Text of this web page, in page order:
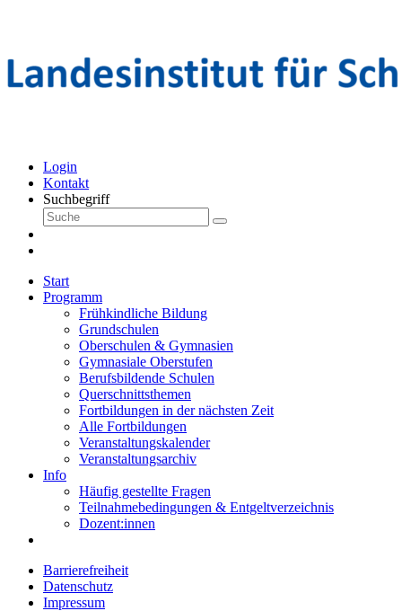
Login
Kontakt
Suchbegriff
Start
Programm
Frühkindliche Bildung
Grundschulen
Oberschulen & Gymnasien
Gymnasiale Oberstufen
Berufsbildende Schulen
Querschnittsthemen
Fortbildungen in der nächsten Zeit
Alle Fortbildungen
Veranstaltungskalender
Veranstaltungsarchiv
Info
Häufig gestellte Fragen
Teilnahmebedingungen & Entgeltverzeichnis
Dozent:innen
Barrierefreiheit
Datenschutz
Impressum